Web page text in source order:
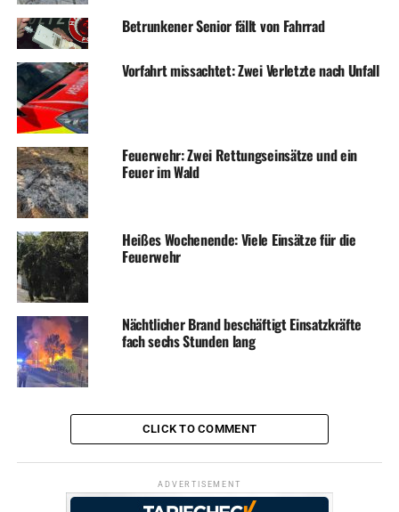
Feuerwehr zieht Bilanz nach Großbrand in Industiebetrieb
Betrunkener Senior fällt von Fahrrad
Vorfahrt missachtet: Zwei Verletzte nach Unfall
Feuerwehr: Zwei Rettungseinsätze und ein
Feuer im Wald
Heißes Wochenende: Viele Einsätze für die
Feuerwehr
Nächtlicher Brand beschäftigt Einsatzkräfte
fach sechs Stunden lang
CLICK TO COMMENT
ADVERTISEMENT